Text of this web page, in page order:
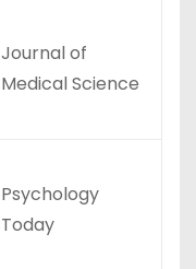
Journal of
Medical Science
Psychology
Today